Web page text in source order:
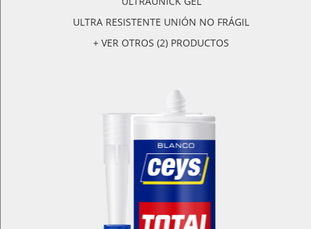
ULTRA RESISTENTE UNIÓN NO FRÁGIL
+ VER OTROS (2) PRODUCTOS